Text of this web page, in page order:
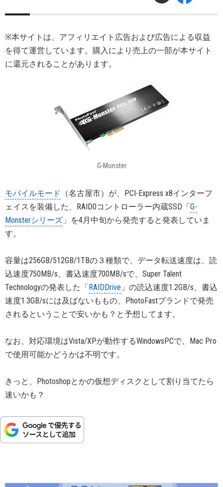
※本サイトは、アフィリエイト広告および広告による収益
を得て運営しています。購入により売上の一部が本サイト
に還元されることがあります。
G-Monster
モバイルモード
（名古屋市）が、PCI-Express x8インターフ
ェイスを装備した、RAID0コントローラー内蔵SSD「G-
Monsterシリーズ 」を4月中旬から発売すると発表していま
す。
容量は256GB/512GB/1TBの３種類で、データ転送速度は、読
込速度750MB/s、書込速度700MB/sで、Super Talent
Technologyの発表した「RAIDDrive 」の読込速度1.2GB/s、書込
速度1.3GB/sには及ばないももの、PhotoFastブランドで発売
されるということで安いかも？と予想してます。
なお、対応環境はVista/XPが動作するWindowsPCで、Mac Pro
で使用可能かどうかは不明です。
きっと、Photoshopとかの仮想ディスクとして割り当てたら
速いかも？